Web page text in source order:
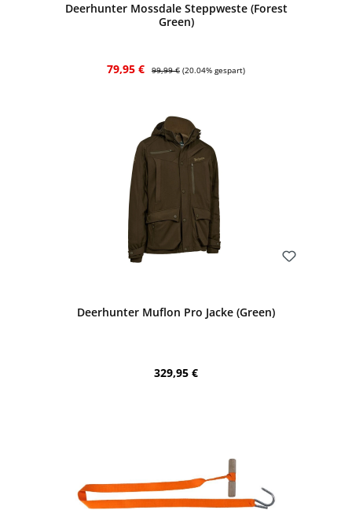
Deerhunter Mossdale Steppweste (Forest
Green)
Verkaufspreis:
79,95 € Regulärer Preis:
99,99 € (20.04% gespart)
Deerhunter Muflon Pro Jacke (Green)
Regulärer Preis:
329,95 €